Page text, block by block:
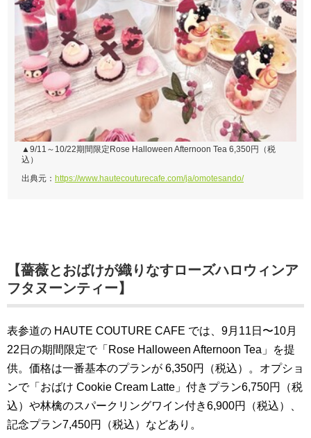
▲9/11～10/22期間限定Rose Halloween Afternoon Tea 6,350円（税
込）
出典元： https://www.hautecouturecafe.com/ja/omotesando/
【薔薇とおばけが織りなすローズハロウィンア
フタヌーンティー】
表参道の HAUTE COUTURE CAFE では、9月11日〜10月
22日の期間限定で「Rose Halloween Afternoon Tea」を提
供。価格は一番基本のプランが 6,350円（税込）。オプショ
ンで「おばけ Cookie Cream Latte」付きプラン6,750円（税
込）や林檎のスパークリングワイン付き6,900円（税込）、
記念プラン7,450円（税込）などあり。